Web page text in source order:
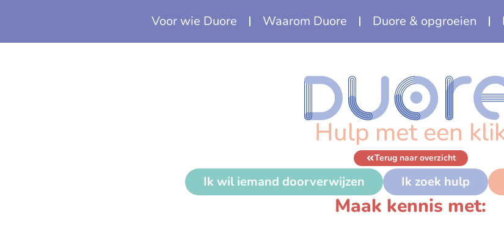
Voor wie Duore Waarom Duore Duore & opgroeien
Hulp met een
Ik wil iemand doorverwijzen Ik zoek hulp
Terug naar overzicht
Maak kennis met: